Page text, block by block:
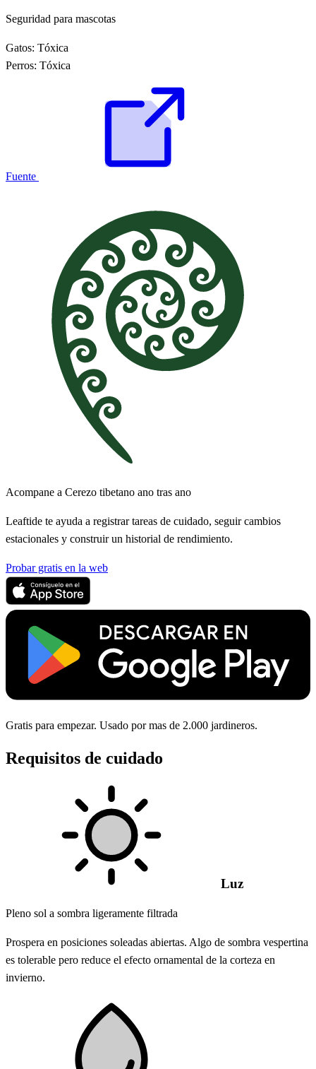
Seguridad para mascotas
Gatos: Tóxica
Perros: Tóxica
Fuente
Acompane a Cerezo tibetano ano tras ano
Leaftide te ayuda a registrar tareas de cuidado, seguir cambios
estacionales y construir un historial de rendimiento.
Probar gratis en la web
Gratis para empezar. Usado por mas de 2.000 jardineros.
Requisitos de cuidado
Luz
Pleno sol a sombra ligeramente filtrada
Prospera en posiciones soleadas abiertas. Algo de sombra vespertina
es tolerable pero reduce el efecto ornamental de la corteza en
invierno.